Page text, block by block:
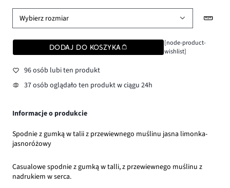
Wybierz rozmiar
DODAJ DO KOSZYKA
[node-product-
wishlist]
96 osób lubi ten produkt
37 osób oglądało ten produkt w ciągu 24h
Informacje o produkcie
Spodnie z gumką w talii z przewiewnego muślinu jasna limonka-
jasnoróżowy
Casualowe spodnie z gumką w talli, z przewiewnego muślinu z
nadrukiem w serca.